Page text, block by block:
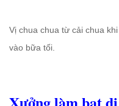
Vị chua chua từ cải chua
vào bữa tối.